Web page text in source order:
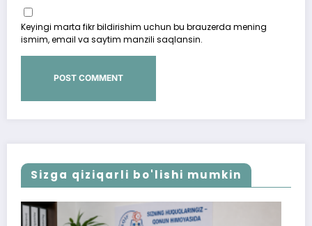
Keyingi marta fikr bildirishim uchun bu brauzerda mening
ismim, email va saytim manzili saqlansin.
Sizga qiziqarli bo'lishi mumkin